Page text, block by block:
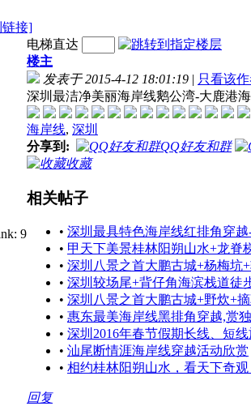
链接]
电梯直达
楼主
发表于 2015-4-12 18:01:19 | 只看该
深圳最洁净美丽海岸线鹅公湾-大鹿港
海岸线, 深圳
分享到:
QQ好友和群
收藏
相关帖子
• 深圳最具特色海岸线红排角穿
• 甲天下美景桂林阳朔山水+龙脊
• 深圳八景之首大鹏古城+杨梅坑
• 深圳较场尾+背仔角海滨栈道徒
• 深圳八景之首大鹏古城+野炊+
• 惠东最美海岸线黑排角穿越,赏
• 深圳2016年春节假期长线、短
• 汕尾断情涯海岸线穿越活动欣赏
• 相约桂林阳朔山水，看天下奇
回复